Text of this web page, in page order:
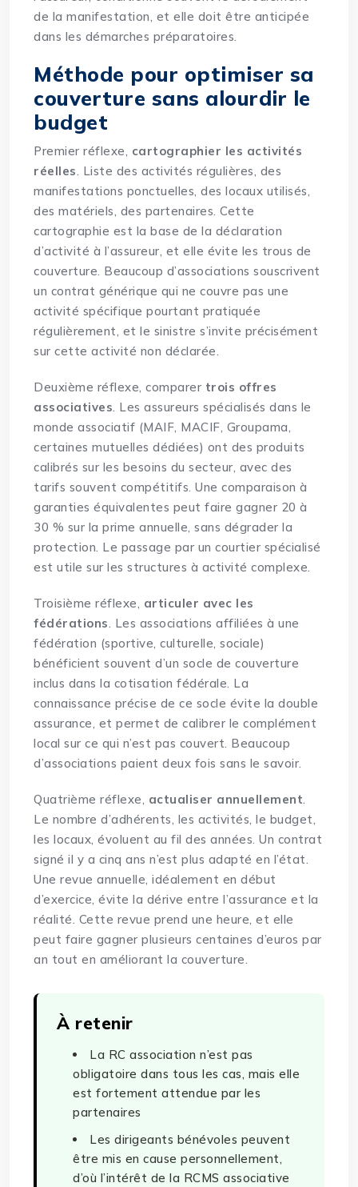
de la manifestation, et elle doit être anticipée
dans les démarches préparatoires.
Méthode pour optimiser sa
couverture sans alourdir le
budget
Premier réflexe, cartographier les activités
réelles. Liste des activités régulières, des
manifestations ponctuelles, des locaux utilisés,
des matériels, des partenaires. Cette
cartographie est la base de la déclaration
d’activité à l’assureur, et elle évite les trous de
couverture. Beaucoup d’associations souscrivent
un contrat générique qui ne couvre pas une
activité spécifique pourtant pratiquée
régulièrement, et le sinistre s’invite précisément
sur cette activité non déclarée.
Deuxième réflexe, comparer trois offres
associatives. Les assureurs spécialisés dans le
monde associatif (MAIF, MACIF, Groupama,
certaines mutuelles dédiées) ont des produits
calibrés sur les besoins du secteur, avec des
tarifs souvent compétitifs. Une comparaison à
garanties équivalentes peut faire gagner 20 à
30 % sur la prime annuelle, sans dégrader la
protection. Le passage par un courtier spécialisé
est utile sur les structures à activité complexe.
Troisième réflexe, articuler avec les
fédérations. Les associations affiliées à une
fédération (sportive, culturelle, sociale)
bénéficient souvent d’un socle de couverture
inclus dans la cotisation fédérale. La
connaissance précise de ce socle évite la double
assurance, et permet de calibrer le complément
local sur ce qui n’est pas couvert. Beaucoup
d’associations paient deux fois sans le savoir.
Quatrième réflexe, actualiser annuellement.
Le nombre d’adhérents, les activités, le budget,
les locaux, évoluent au fil des années. Un contrat
signé il y a cinq ans n’est plus adapté en l’état.
Une revue annuelle, idéalement en début
d’exercice, évite la dérive entre l’assurance et la
réalité. Cette revue prend une heure, et elle
peut faire gagner plusieurs centaines d’euros par
an tout en améliorant la couverture.
À retenir
La RC association n’est pas
obligatoire dans tous les cas, mais elle
est fortement attendue par les
partenaires
Les dirigeants bénévoles peuvent
être mis en cause personnellement,
d’où l’intérêt de la RCMS associative